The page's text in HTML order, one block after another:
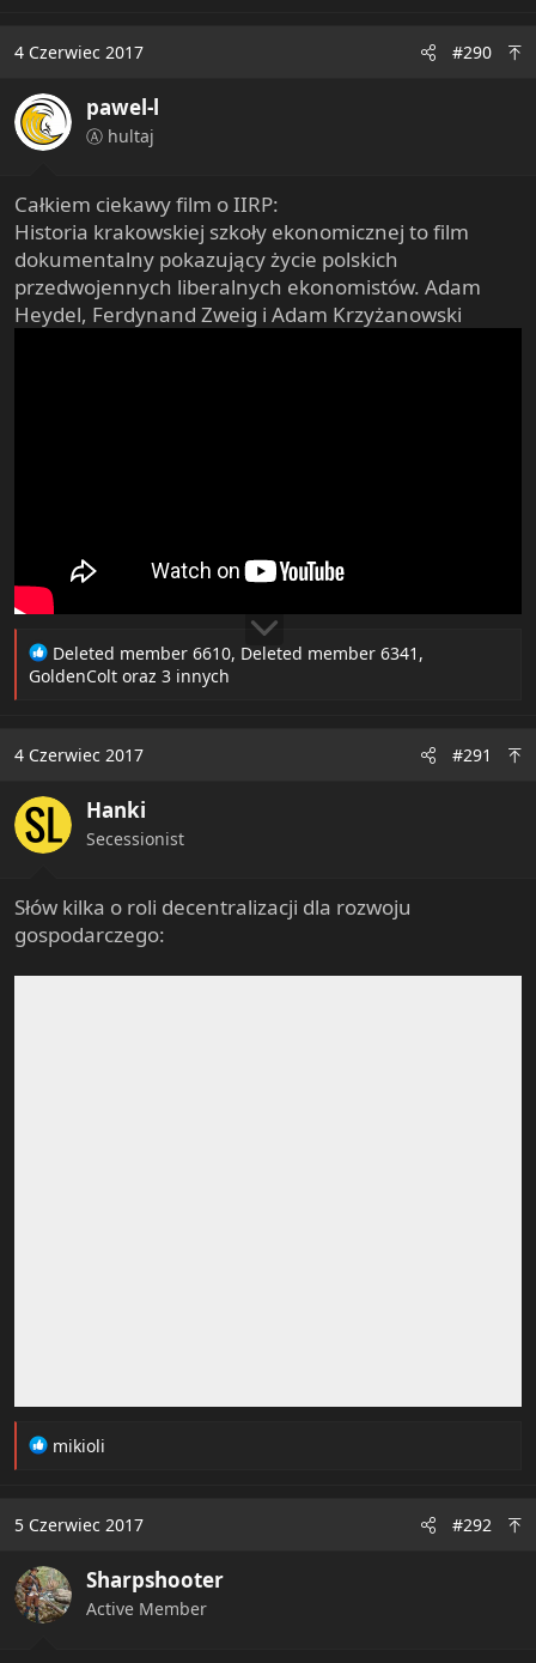
4 Czerwiec 2017 #290
pawel-l
Ⓐ hultaj
Całkiem ciekawy film o IIRP:
Historia krakowskiej szkoły ekonomicznej to film
dokumentalny pokazujący życie polskich
przedwojennych liberalnych ekonomistów. Adam
Heydel, Ferdynand Zweig i Adam Krzyżanowski
R
e
i
n
s
:
Deleted member 6610, Deleted member 6341 ,
GoldenColt oraz 3 innych
4 Czerwiec 2017 #291
Hanki
Secessionist
Słów kilka o roli decentralizacji dla rozwoju
gospodarczego:
R
t
o
n
s
mikioli
5 Czerwiec 2017 #292
Sharpshooter
Active Member